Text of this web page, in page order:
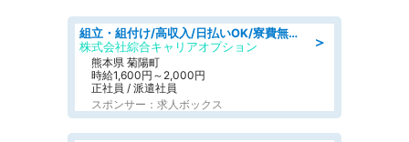
＞
組立・組付け/高収入/日払いOK/寮費無料/交替制/20・30・40代活躍中
株式会社綜合キャリアオプション
熊本県 菊陽町
時給1,600円～2,000円
正社員 / 派遣社員
スポンサー：求人ボックス